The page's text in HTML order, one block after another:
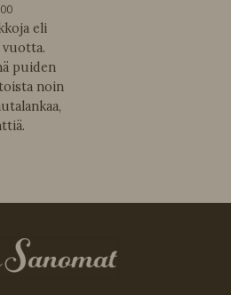
eli
vuotta.
puiden
noin